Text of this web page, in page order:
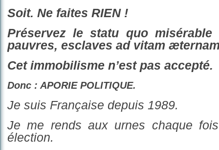
Soit. Ne faites RIEN !
Préservezlestatu quo misérable
pauvres, esclaves ad vitam
Cet immobilisme n’est pas accepté.
Donc : APORIE POLITIQUE.
Je suis Française depuis 1989.
Je me rends aux urnes chaque
élection.